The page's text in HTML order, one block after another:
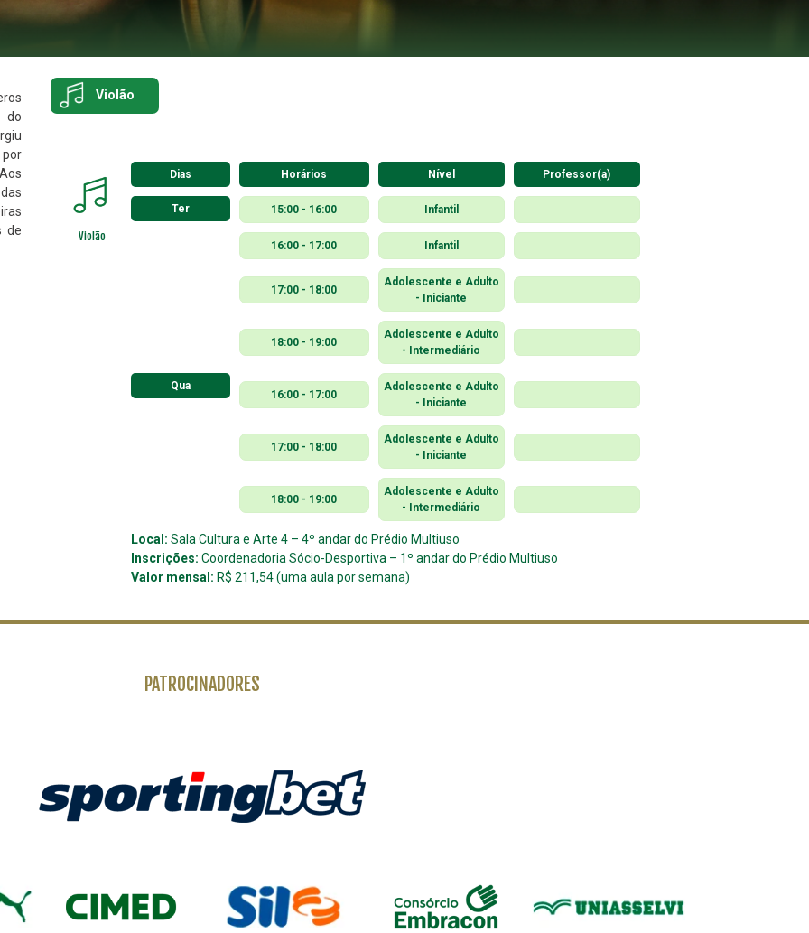
do
de
Violão
Violão
Dias Horários Nível Professor(a)
Ter 15:00 - 16:00 Infantil
16:00 - 17:00 Infantil
17:00 - 18:00
Adolescente e Adulto
- Iniciante
18:00 - 19:00
Adolescente e Adulto
- Intermediário
Qua
16:00 - 17:00
Adolescente e Adulto
- Iniciante
17:00 - 18:00
Adolescente e Adulto
- Iniciante
18:00 - 19:00
Adolescente e Adulto
- Intermediário
Local: Sala Cultura e Arte 4 – 4º andar do Prédio Multiuso
Inscrições: Coordenadoria Sócio-Desportiva – 1º andar do Prédio Multiuso
Valor mensal: R$ 211,54 (uma aula por semana)
PATROCINADORES